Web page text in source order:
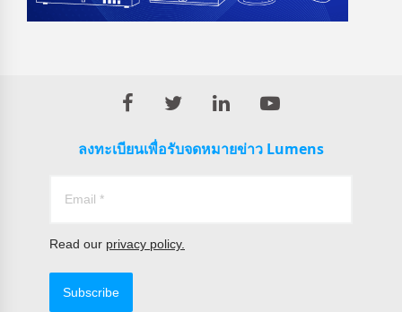
ลงทะเบียนเพื่อรับจดหมายข่าว Lumens
Read our privacy policy.
Subscribe